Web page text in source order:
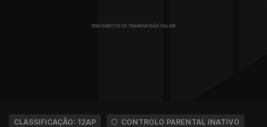
CLASSIFICAÇÃO: 12AP CONTROLO PARENTAL INATIVO